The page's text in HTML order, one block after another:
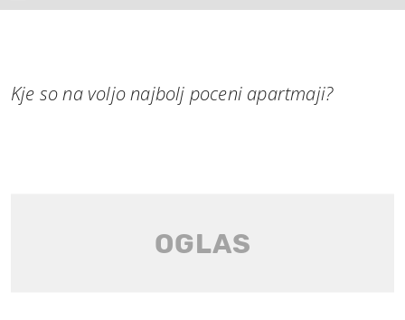
Kje so na voljo najbolj poceni apartmaji?